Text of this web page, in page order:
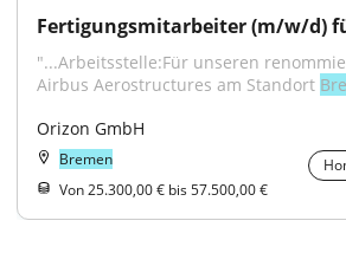
Fertigungsmitarbeiter (m/w/d)
"...Arbeitsstelle:Für unseren
Airbus Aerostructures am Standort
Orizon GmbH
Bremen
Von 25.300,00 € bis 57.500,00 €